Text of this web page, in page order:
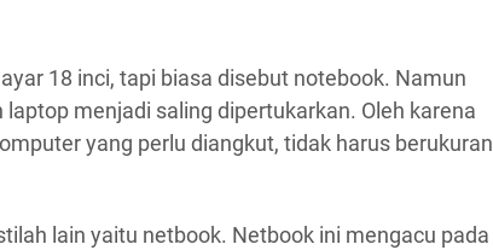
18 inci, tapi biasa disebut notebook. Namun
menjadi saling dipertukarkan. Oleh karena
yang perlu diangkut, tidak harus berukuran
lain yaitu netbook. Netbook ini mengacu pada